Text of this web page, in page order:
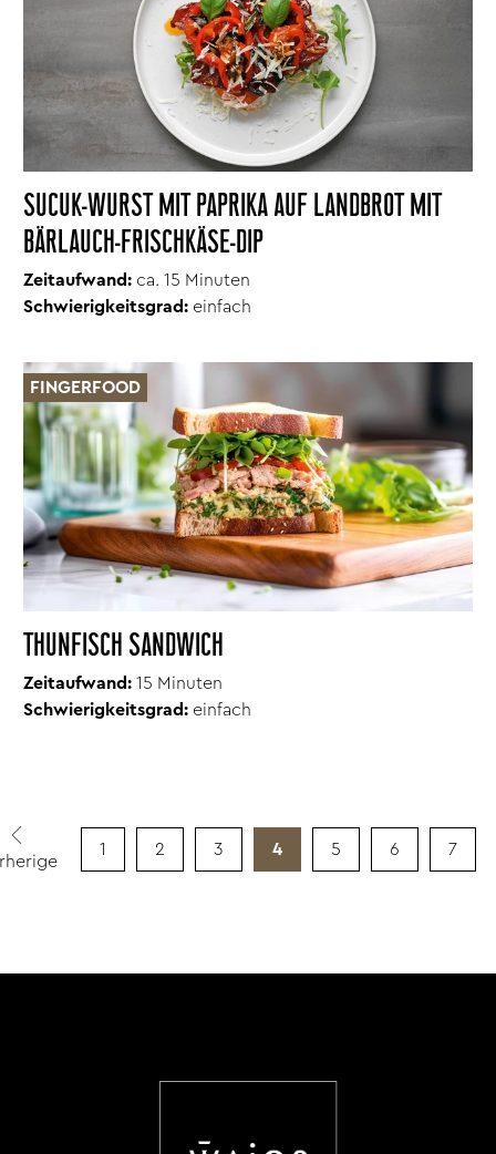
SUCUK-WURST MIT PAPRIKA AUF LANDBROT MIT
BÄRLAUCH-FRISCHKÄSE-DIP
Zeitaufwand: ca. 15 Minuten
Schwierigkeitsgrad: einfach
THUNFISCH SANDWICH
FINGERFOOD
Zeitaufwand: 15 Minuten
Schwierigkeitsgrad: einfach
1 2 3 4 5 6 7